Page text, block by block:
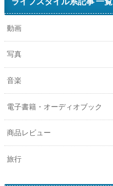
動画
写真
音楽
電子書籍・オーディオブック
商品レビュー
旅行